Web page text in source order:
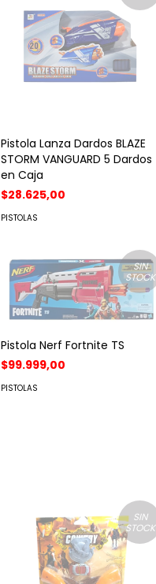
Pistola Lanza Dardos BLAZE
STORM VANGUARD 5 Dardos
en Caja
$28.625,00
PISTOLAS
SIN
STOCK
Pistola Nerf Fortnite TS
$99.999,00
PISTOLAS
SIN
STOCK